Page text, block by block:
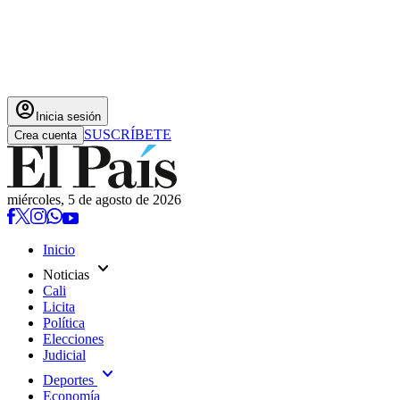
account_circle Inicia sesión
Crea cuenta SUSCRÍBETE
miércoles, 5 de agosto de 2026
Inicio
Noticias expand_more
Cali
Licita
Política
Elecciones
Judicial
Deportes expand_more
Economía